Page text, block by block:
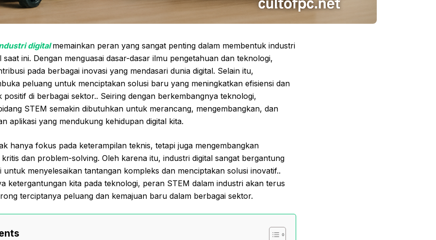
digitalmemainkan peran yang sangat penting dalam membentuk industri
saat ini. Dengan menguasai dasar-dasar ilmu pengetahuan dan teknologi,
pada berbagai inovasi yang mendasari dunia digital. Selain itu,
peluang untuk menciptakan solusi baru yang meningkatkan efisiensi dan
positif di berbagai sektor.. Seiring dengan berkembangnya teknologi,
STEM semakin dibutuhkan untuk merancang, mengembangkan, dan
aplikasi yang mendukung kehidupan digital kita.
hanya fokus pada keterampilan teknis, tetapi juga mengembangkan
dan problem-solving. Oleh karena itu, industri digital sangat bergantung
untuk menyelesaikan tantangan kompleks dan menciptakan solusi inovatif..
ketergantungan kita pada teknologi, peran STEM dalam industri akan terus
terciptanya peluang dan kemajuan baru dalam berbagai sektor.